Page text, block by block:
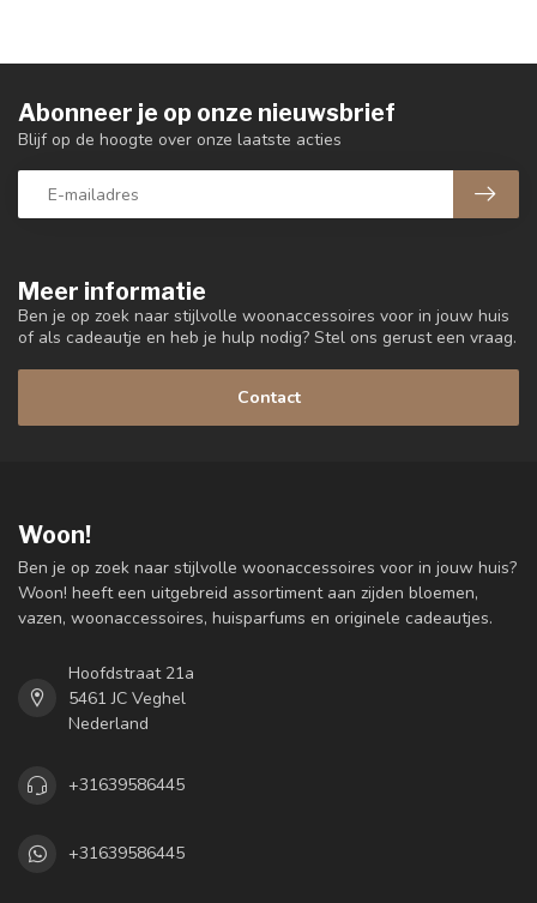
Meer informatie
Ben je op zoek naar stijlvolle woonaccessoires voor in jouw huis
of als cadeautje en heb je hulp nodig? Stel ons gerust een vraag.
Contact
Abonneer je op onze nieuwsbrief
Blijf op de hoogte over onze laatste acties
Woon!
Ben je op zoek naar stijlvolle woonaccessoires voor in jouw huis?
Woon! heeft een uitgebreid assortiment aan zijden bloemen,
vazen, woonaccessoires, huisparfums en originele cadeautjes.
Hoofdstraat 21a
5461 JC Veghel
Nederland
+31639586445
+31639586445